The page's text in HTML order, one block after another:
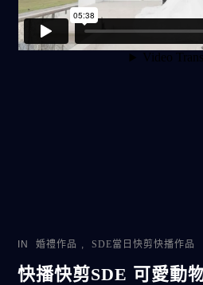
IN 婚禮作品 , SDE當日快剪快播作品
快播快剪SDE 可愛動